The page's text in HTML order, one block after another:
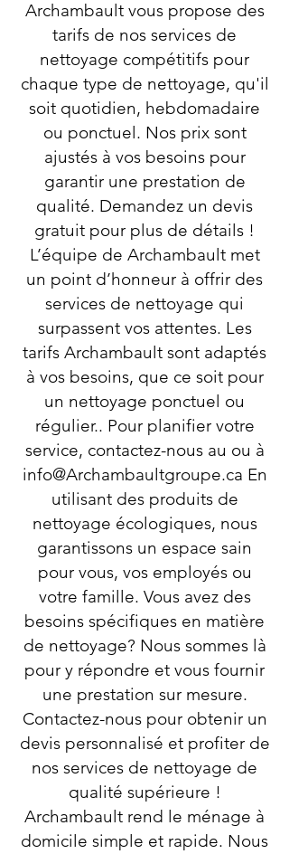
Archambault vous propose des
tarifs de nos services de
nettoyage compétitifs pour
chaque type de nettoyage, qu'il
soit quotidien, hebdomadaire
ou ponctuel. Nos prix sont
ajustés à vos besoins pour
garantir une prestation de
qualité. Demandez un devis
gratuit pour plus de détails !
L’équipe de Archambault met
un point d’honneur à offrir des
services de nettoyage qui
surpassent vos attentes. Les
tarifs Archambault sont adaptés
à vos besoins, que ce soit pour
un nettoyage ponctuel ou
régulier.. Pour planifier votre
service, contactez-nous au ou à
info@Archambaultgroupe.ca En
utilisant des produits de
nettoyage écologiques, nous
garantissons un espace sain
pour vous, vos employés ou
votre famille. Vous avez des
besoins spécifiques en matière
de nettoyage? Nous sommes là
pour y répondre et vous fournir
une prestation sur mesure.
Contactez-nous pour obtenir un
devis personnalisé et profiter de
nos services de nettoyage de
qualité supérieure !
Archambault rend le ménage à
domicile simple et rapide. Nous